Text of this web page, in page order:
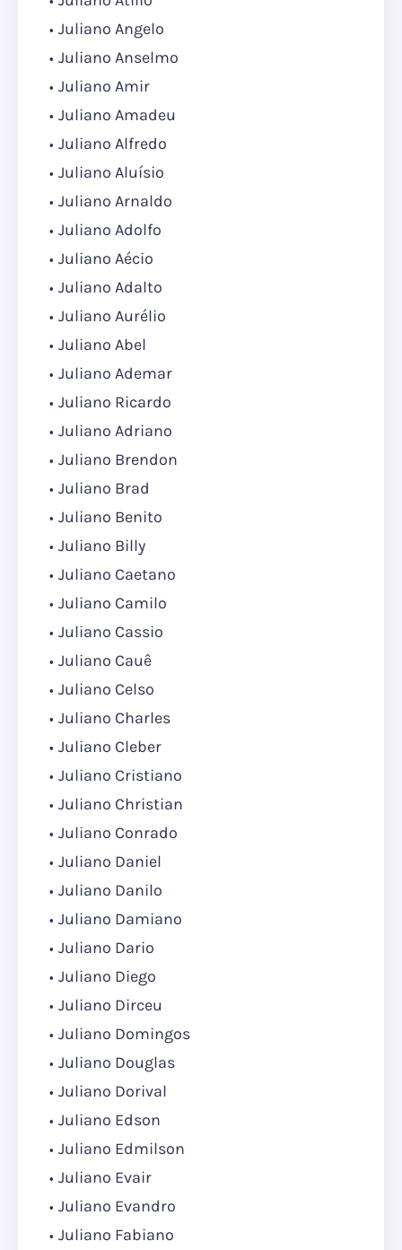
Juliano Angelo
Juliano Anselmo
Juliano Amir
Juliano Amadeu
Juliano Alfredo
Juliano Aluísio
Juliano Arnaldo
Juliano Adolfo
Juliano Aécio
Juliano Adalto
Juliano Aurélio
Juliano Abel
Juliano Ademar
Juliano Ricardo
Juliano Adriano
Juliano Brendon
Juliano Brad
Juliano Benito
Juliano Billy
Juliano Caetano
Juliano Camilo
Juliano Cassio
Juliano Cauê
Juliano Celso
Juliano Charles
Juliano Cleber
Juliano Cristiano
Juliano Christian
Juliano Conrado
Juliano Daniel
Juliano Danilo
Juliano Damiano
Juliano Dario
Juliano Diego
Juliano Dirceu
Juliano Domingos
Juliano Douglas
Juliano Dorival
Juliano Edson
Juliano Edmilson
Juliano Evair
Juliano Evandro
Juliano Fabiano